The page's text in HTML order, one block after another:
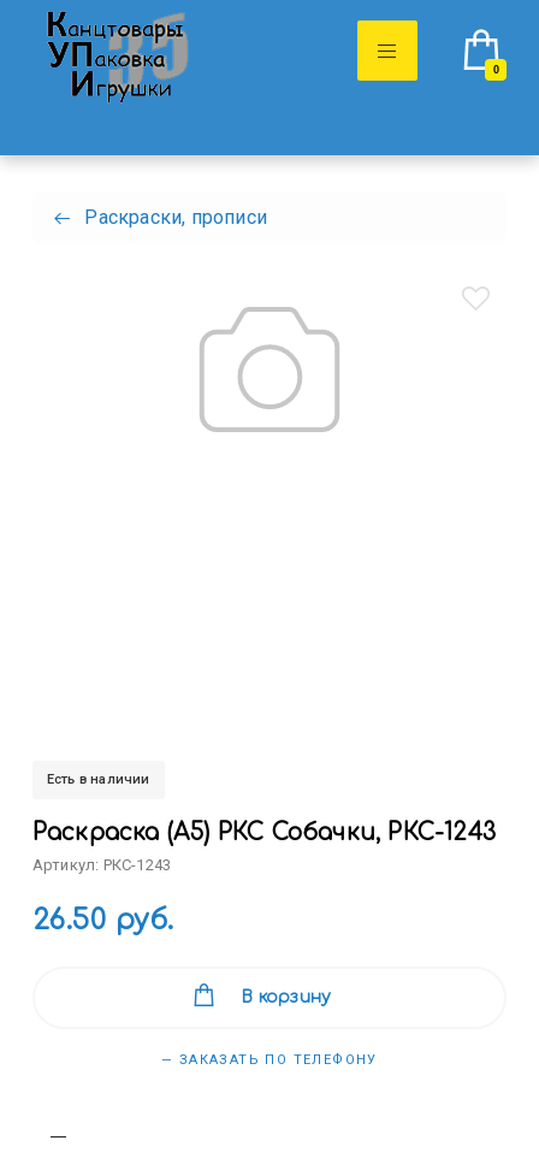
0
Раскраски, прописи
Есть в наличии
Раскраска (А5) РКС Собачки, РКС-1243
Артикул: РКС-1243
26.50 руб.
В корзину
— ЗАКАЗАТЬ ПО ТЕЛЕФОНУ